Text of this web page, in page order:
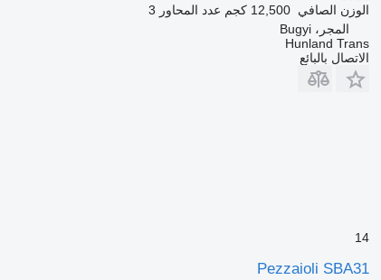
الوزن الصافي 12,500 كجم عدد المحاور 3
المجر، Bugyi
Hunland Trans
الاتصال بالبائع
14
Pezzaioli SBA31